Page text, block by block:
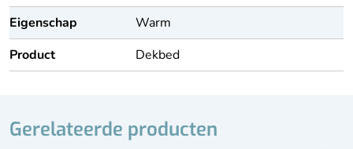
Eigenschap
Warm
Product
Dekbed
Gerelateerde producten